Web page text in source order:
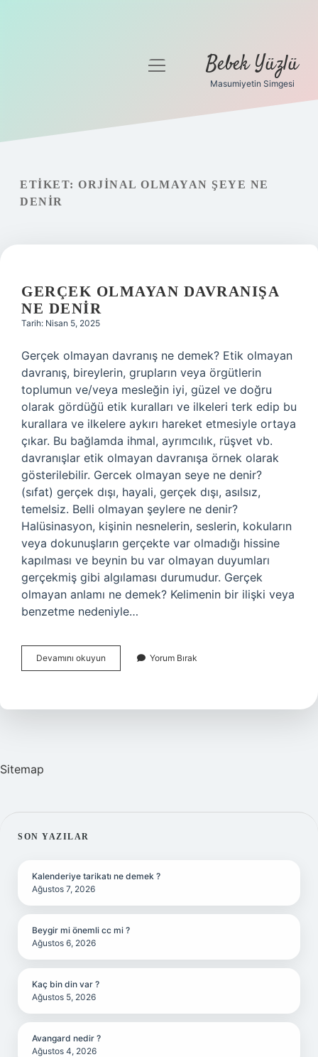
Gizlilik Politikası
menüyü
Bebek Yüzlü
Masumiyetin Simgesi
ETIKET: ORJINAL OLMAYAN ŞEYE NE
DENIR
GERÇEK OLMAYAN DAVRANIŞA
NE DENIR
Tarih: Nisan 5, 2025
Gerçek olmayan davranış ne demek? Etik olmayan
davranış, bireylerin, grupların veya örgütlerin
toplumun ve/veya mesleğin iyi, güzel ve doğru
olarak gördüğü etik kuralları ve ilkeleri terk edip bu
kurallara ve ilkelere aykırı hareket etmesiyle ortaya
çıkar. Bu bağlamda ihmal, ayrımcılık, rüşvet vb.
davranışlar etik olmayan davranışa örnek olarak
gösterilebilir. Gercek olmayan seye ne denir?
(sıfat) gerçek dışı, hayali, gerçek dışı, asılsız,
temelsiz. Belli olmayan şeylere ne denir?
Halüsinasyon, kişinin nesnelerin, seslerin, kokuların
veya dokunuşların gerçekte var olmadığı hissine
kapılması ve beynin bu var olmayan duyumları
gerçekmiş gibi algılaması durumudur. Gerçek
olmayan anlamı ne demek? Kelimenin bir ilişki veya
benzetme nedeniyle…
Devamını okuyun
Olmayan
Denir
Yorum Bırak
Sitemap
SIDEBAR
SON YAZILAR
Kalenderiye tarikatı ne demek ?
Ağustos 7, 2026
Beygir mi önemli cc mi ?
Ağustos 6, 2026
Kaç bin din var ?
Ağustos 5, 2026
Avangard nedir ?
Ağustos 4, 2026